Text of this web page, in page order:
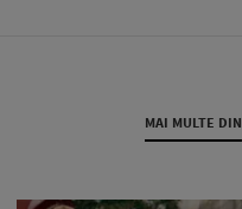
MAI MULTE DIN